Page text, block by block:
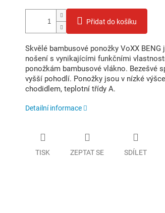
Přidat do košíku
Skvělé bambusové ponožky VoXX
nošení s vynikajícími funkčními
ponožkám bambusové vlákno. Bezešvé
vyšší pohodlí. Ponožky jsou v nízké
chodidlem, teplotní třídy A.
Detailní informace
TISK ZEPTAT SE SDÍLET